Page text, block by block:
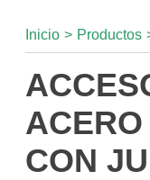
Inicio > Productos
CON